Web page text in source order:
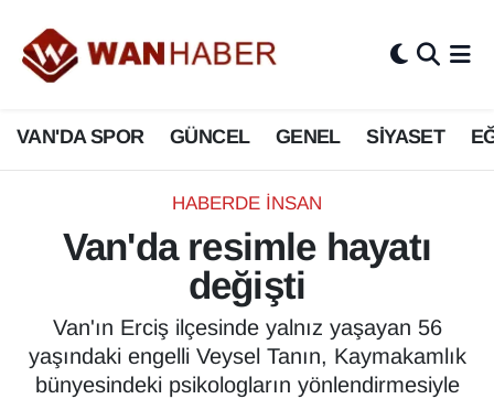
VAN'DA SPOR GÜNCEL GENEL SİYASET
HABERDE İNSAN
Van'da resimle hayatı
değişti
Van'ın Erciş ilçesinde yalnız yaşayan 56
yaşındaki engelli Veysel Tanın, Kaymakamlık
bünyesindeki psikologların yönlendirmesiyle
3.SAYFA
ASAYİŞ
BİLİM VE TEKNOLOJİ
Biyografi
ÇEVRE
Van Nöbetçi Eczaneler
Van Hava Durumu
Van Namaz Vakitleri
Van Trafik Yoğunluk Haritası
Süper Lig Puan Durumu ve Fikstür
Tüm Manşetler